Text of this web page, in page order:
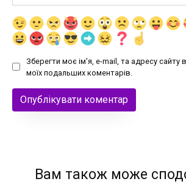
Зберегти моє ім'я, e-mail, та адресу сайту
моїх подальших коментарів.
Вам також може